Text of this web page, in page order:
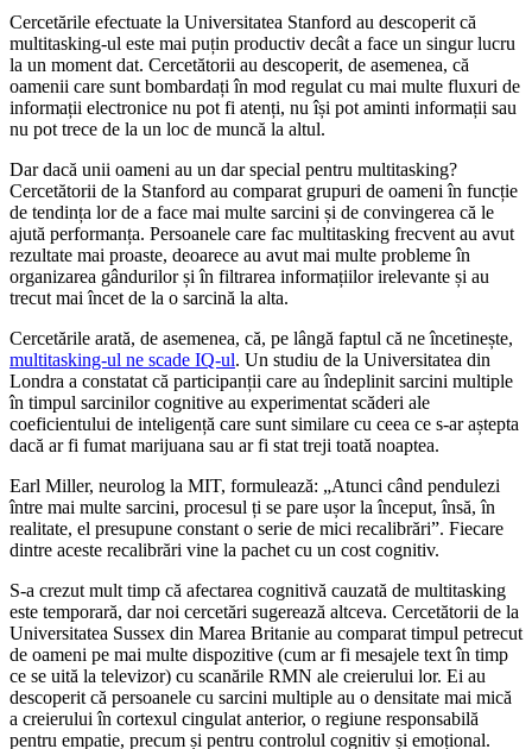
Cercetările efectuate la Universitatea Stanford au descoperit că
multitasking-ul este mai puțin productiv decât a face un singur lucru
la un moment dat. Cercetătorii au descoperit, de asemenea, că
oamenii care sunt bombardați în mod regulat cu mai multe fluxuri de
informații electronice nu pot fi atenți, nu își pot aminti informații sau
nu pot trece de la un loc de muncă la altul.
Dar dacă unii oameni au un dar special pentru multitasking?
Cercetătorii de la Stanford au comparat grupuri de oameni în funcție
de tendința lor de a face mai multe sarcini și de convingerea că le
ajută performanța. Persoanele care fac multitasking frecvent au avut
rezultate mai proaste, deoarece au avut mai multe probleme în
organizarea gândurilor și în filtrarea informațiilor irelevante și au
trecut mai încet de la o sarcină la alta.
Cercetările arată, de asemenea, că, pe lângă faptul că ne încetinește,
multitasking-ul ne scade IQ-ul. Un studiu de la Universitatea din
Londra a constatat că participanții care au îndeplinit sarcini multiple
în timpul sarcinilor cognitive au experimentat scăderi ale
coeficientului de inteligență care sunt similare cu ceea ce s-ar aștepta
dacă ar fi fumat marijuana sau ar fi stat treji toată noaptea.
Earl Miller, neurolog la MIT, formulează: „Atunci când pendulezi
între mai multe sarcini, procesul ți se pare ușor la început, însă, în
realitate, el presupune constant o serie de mici recalibrări”. Fiecare
dintre aceste recalibrări vine la pachet cu un cost cognitiv.
S-a crezut mult timp că afectarea cognitivă cauzată de multitasking
este temporară, dar noi cercetări sugerează altceva. Cercetătorii de la
Universitatea Sussex din Marea Britanie au comparat timpul petrecut
de oameni pe mai multe dispozitive (cum ar fi mesajele text în timp
ce se uită la televizor) cu scanările RMN ale creierului lor. Ei au
descoperit că persoanele cu sarcini multiple au o densitate mai mică
a creierului în cortexul cingulat anterior, o regiune responsabilă
pentru empatie, precum și pentru controlul cognitiv și emoțional.